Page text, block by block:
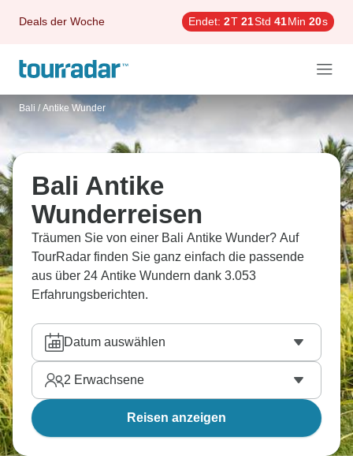
Deals der Woche Endet: 2T 21Std 41Min 19s
Bali / Antike Wunder
Bali Antike
Wunderreisen
Träumen Sie von einer Bali Antike Wunder? Auf
TourRadar finden Sie ganz einfach die passende
aus über 24 Antike Wundern dank 3.053
Erfahrungsberichten.
Datum auswählen
2 Erwachsene
Reisen anzeigen